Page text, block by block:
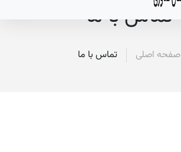
تماس با ما
صفحه اصلی تماس با ما